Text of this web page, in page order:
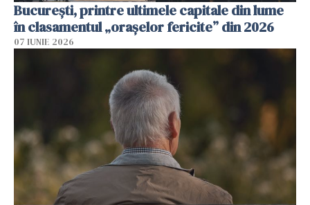
București, printre ultimele capitale din lume
în clasamentul „orașelor fericite” din 2026
07 IUNIE 2026